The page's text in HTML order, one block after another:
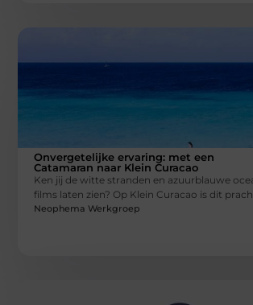
Onvergetelijke ervaring: met een
Catamaran naar Klein Curacao
Ken jij de witte stranden en azuurblauwe
films laten zien? Op Klein Curacao is dit
Neophema Werkgroep